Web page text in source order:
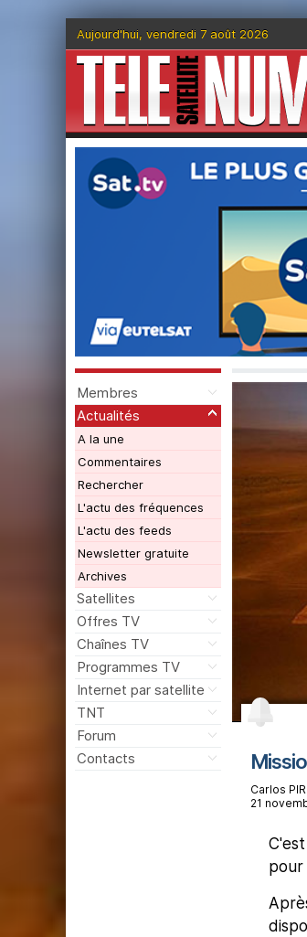
Aujourd'hui, vendredi 7 août 2026
Membres
Actualités
A la une
Commentaires
Rechercher
L'actu des fréquences
L'actu des feeds
Newsletter gratuite
Archives
Satellites
Offres TV
Chaînes TV
Programmes TV
Internet par satellite
TNT
Forum
Contacts
Carlos
21
pour